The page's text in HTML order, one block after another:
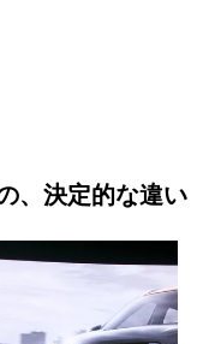
、決定的な違い